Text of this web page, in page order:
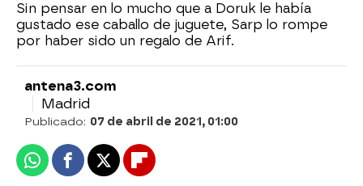
Sin pensar en lo mucho que a Doruk le había
gustado ese caballo de juguete, Sarp lo rompe
por haber sido un regalo de Arif.
antena3.com
Madrid
Publicado: 07 de abril de 2021, 01:00
WhatsappFacebook
X Flipboard